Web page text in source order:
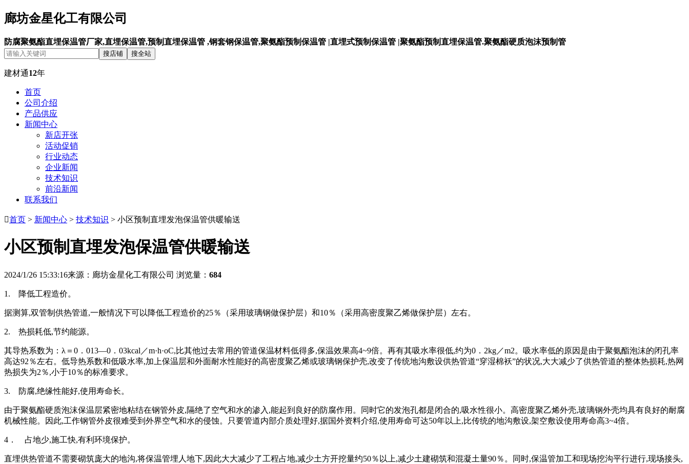
廊坊金星化工有限公司
防腐聚氨酯直埋保温管厂家,直埋保温管,预制直埋保温管 ,钢套钢保温管,聚氨酯预制保温管 |直埋式预制保温管 |聚氨酯预制直埋保温管.聚氨酯硬质泡沫预制管
搜店铺 搜全站
建材通12年
首页
公司介绍
产品供应
新闻中心
新店开张
活动促销
行业动态
企业新闻
技术知识
前沿新闻
联系我们
首页 > 新闻中心 > 技术知识 > 小区预制直埋发泡保温管供暖输送
小区预制直埋发泡保温管供暖输送
2024/1/26 15:33:16来源：廊坊金星化工有限公司 浏览量： 684
1. 降低工程造价。
据测算,双管制供热管道,一般情况下可以降低工程造价的25％（采用玻璃钢做保护层）和10％（采用高密度聚乙烯做保护层）左右。
2. 热损耗低,节约能源。
其导热系数为：λ＝0．013—0．03kcal／m·h·oC,比其他过去常用的管道保温材料低得多,保温效果高4~9倍。再有其吸水率很低,约为0．2kg／m2。吸水率低的原因是由于聚氨酯泡沫的闭孔率
高达92％左右。低导热系数和低吸水率,加上保温层和外面耐水性能好的高密度聚乙烯或玻璃钢保护壳,改变了传统地沟敷设供热管道“穿湿棉袄”的状况,大大减少了供热管道的整体热损耗,热网
热损失为2％,小于10％的标准要求。
3. 防腐,绝缘性能好,使用寿命长。
由于聚氨酯硬质泡沫保温层紧密地粘结在钢管外皮,隔绝了空气和水的渗入,能起到良好的防腐作用。同时它的发泡孔都是闭合的,吸水性很小。高密度聚乙烯外壳,玻璃钢外壳均具有良好的耐腐
机械性能。因此,工作钢管外皮很难受到外界空气和水的侵蚀。只要管道内部介质处理好,据国外资料介绍,使用寿命可达50年以上,比传统的地沟敷设,架空敷设使用寿命高3~4倍。
4． 占地少,施工快,有利环境保护。
直埋供热管道不需要砌筑庞大的地沟,将保温管埋人地下,因此大大减少了工程占地,减少土方开挖量约50％以上,减少土建砌筑和混凝土量90％。同时,保温管加工和现场挖沟平行进行,现场接头,